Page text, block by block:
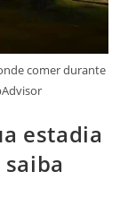
comer durante
estadia
saiba